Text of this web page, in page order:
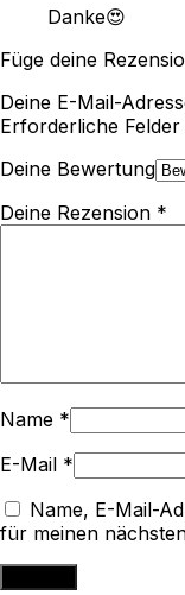
Danke😍
Füge deine
Deine E-Mail-
Erforderliche Felder
Deine Bewertung
Deine Rezension *
Name *
E-Mail *
Name, E-Mail-
für meinen